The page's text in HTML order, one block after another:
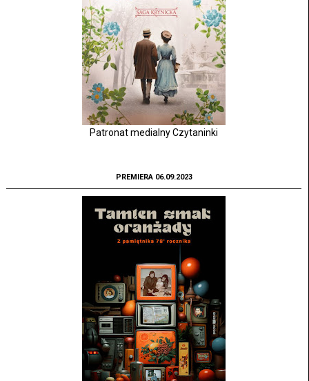
Patronat medialny Czytaninki
PREMIERA 06.09.2023